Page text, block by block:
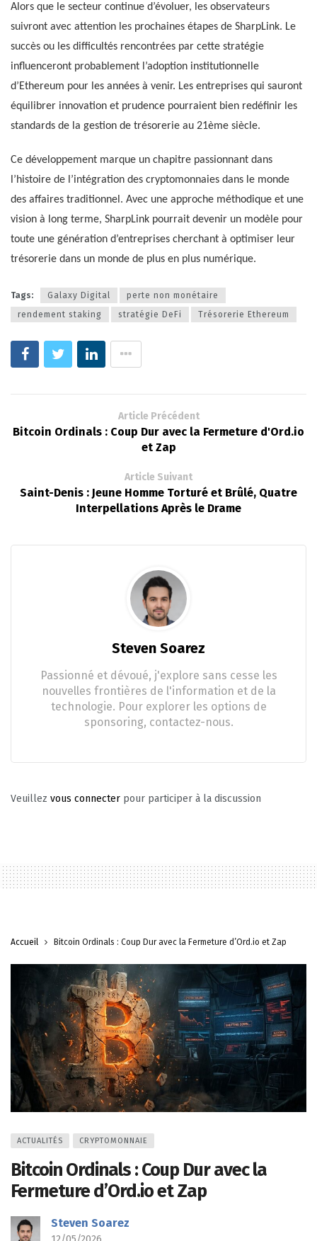
Alors que le secteur continue d’évoluer, les observateurs
suivront avec attention les prochaines étapes de SharpLink. Le
succès ou les difficultés rencontrées par cette stratégie
influenceront probablement l’adoption institutionnelle
d’Ethereum pour les années à venir. Les entreprises qui sauront
équilibrer innovation et prudence pourraient bien redéfinir les
standards de la gestion de trésorerie au 21ème siècle.
Ce développement marque un chapitre passionnant dans
l’histoire de l’intégration des cryptomonnaies dans le monde
des affaires traditionnel. Avec une approche méthodique et une
vision à long terme, SharpLink pourrait devenir un modèle pour
toute une génération d’entreprises cherchant à optimiser leur
trésorerie dans un monde de plus en plus numérique.
Tags: Galaxy Digital
perte non monétaire
rendement staking
stratégie DeFi Trésorerie Ethereum
Article Précédent
Bitcoin Ordinals : Coup Dur avec la Fermeture d'Ord.io
et Zap
Article Suivant
Saint-Denis : Jeune Homme Torturé et Brûlé, Quatre
Interpellations Après le Drame
Steven Soarez
Passionné et dévoué, j'explore sans cesse les
nouvelles frontières de l'information et de la
technologie. Pour explorer les options de
sponsoring, contactez-nous.
Veuillez vous connecter pour participer à la discussion
Accueil Bitcoin Ordinals : Coup Dur avec la Fermeture d’Ord.io et Zap
ACTUALITÉS CRYPTOMONNAIE
Bitcoin Ordinals : Coup Dur avec la
Fermeture d’Ord.io et Zap
Steven Soarez